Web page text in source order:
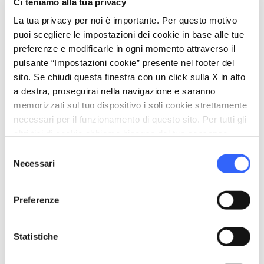
La tua privacy per noi è importante. Per questo motivo
puoi scegliere le impostazioni dei cookie in base alle tue
preferenze e modificarle in ogni momento attraverso il
pulsante “Impostazioni cookie” presente nel footer del
sito. Se chiudi questa finestra con un click sulla X in alto
a destra, proseguirai nella navigazione e saranno
memorizzati sul tuo dispositivo i soli cookie strettamente
necessari per il funzionamento di questo sito. Per tutti gli
delNecessari
Preferenze
Statistiche
Cantuccini Toscani IGP
category
Categoria
place
Provenienza